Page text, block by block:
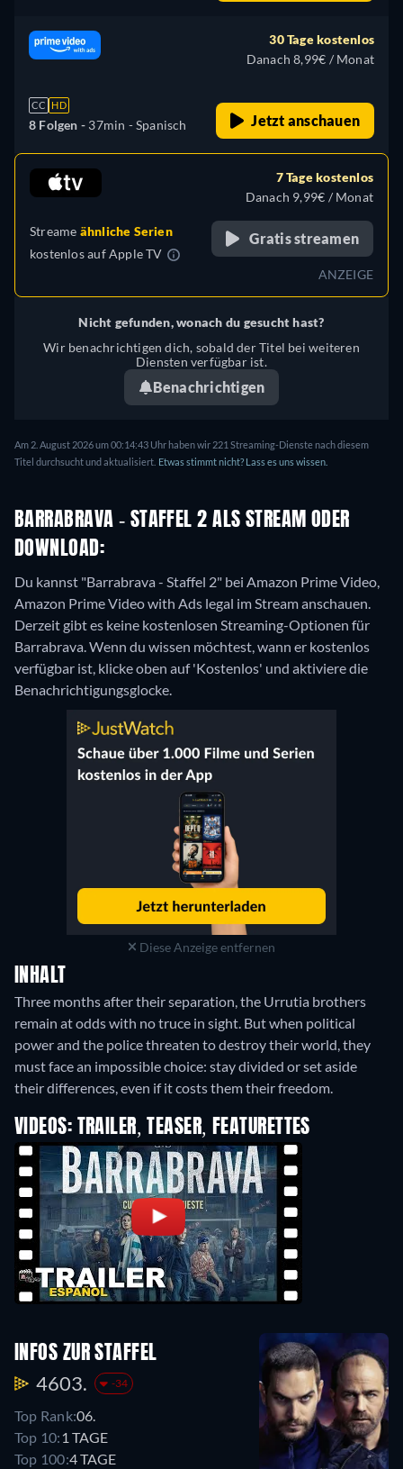
CC HD
8 Folgen - 37min - Spanisch
30 Tage kostenlos
Danach 8,99€ / Monat
Jetzt anschauen
Streame ähnliche Serien
kostenlos aufApple TV
7 Tage kostenlos
Danach 9,99€ / Monat
Gratis streamen
ANZEIGE
Nicht gefunden, wonach du gesucht hast?
Wir benachrichtigen dich, sobald der Titel bei weiteren
Diensten verfügbar ist.
Benachrichtigen
Am 2. August 2026 um 00:14:43 Uhr haben wir 221 Streaming-Dienste nach diesem
Titel durchsucht und aktualisiert. Etwas stimmt nicht? Lass es uns wissen.
BARRABRAVA - STAFFEL 2 ALS STREAM ODER
DOWNLOAD:
Du kannst "Barrabrava - Staffel 2" bei Amazon Prime Video,
Amazon Prime Video with Ads legal im Stream anschauen.
Derzeit gibt es keine kostenlosen Streaming-Optionen für
Barrabrava. Wenn du wissen möchtest, wann er kostenlos
verfügbar ist, klicke oben auf 'Kostenlos' und aktiviere die
Benachrichtigungsglocke.
Diese Anzeige entfernen
INHALT
Three months after their separation, the Urrutia brothers
remain at odds with no truce in sight. But when political
power and the police threaten to destroy their world, they
must face an impossible choice: stay divided or set aside
their differences, even if it costs them their freedom.
VIDEOS: TRAILER, TEASER, FEATURETTES
INFOS ZUR STAFFEL
4603. -34
Top Rank:06.
Top 10: 1 TAGE
Top 100:4 TAGE